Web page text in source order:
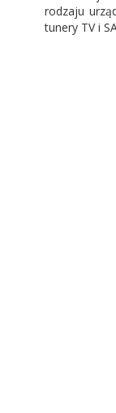
rodzaju
tunery TV i